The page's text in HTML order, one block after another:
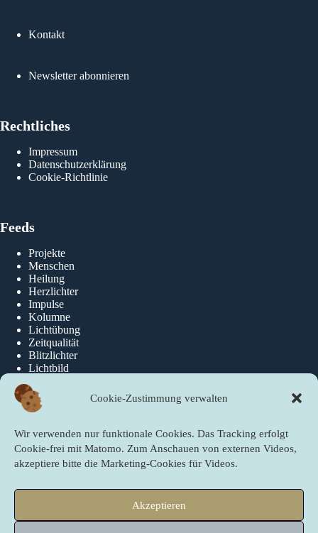
Cookie-Zustimmung verwalten
Wir verwenden nur funktionale Cookies. Das Tracking erfolgt
Cookie-frei mit Matomo. Zum Anschauen von externen Videos,
akzeptiere bitte die Marketing-Cookies für Videos.
Akzeptieren
Kontakt
Newsletter abonnieren
Rechtliches
Impressum
Datenschutzerklärung
Cookie-Richtlinie
Feeds
Projekte
Menschen
Heilung
Herzlichter
Impulse
Kolumne
Lichtübung
Zeitqualität
Blitzlichter
Lichtbild
Über Uns
Quicklinks
PartnerInnen der newslichter